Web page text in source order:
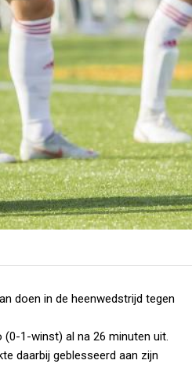
doen in de heenwedstrijd tegen
(0-1-winst) al na 26 minuten uit.
daarbij geblesseerd aan zijn